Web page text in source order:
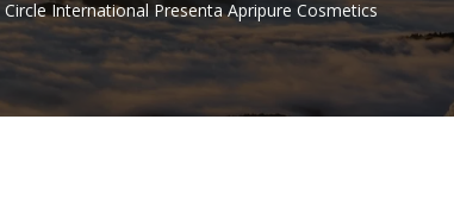
International Presenta Apripure Cosmetics